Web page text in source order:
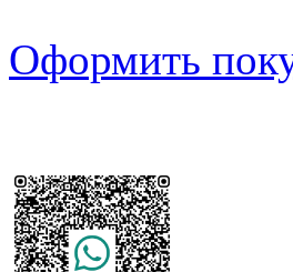
Оформить